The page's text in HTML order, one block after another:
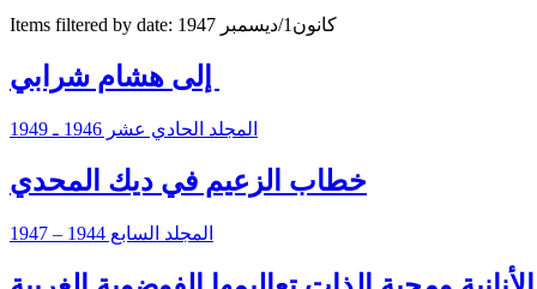
Items filtered by date: كانون1/ديسمبر 1947
‏ إلى هشام شرابي
المجلد الحادي عشر 1946 ـ 1949
خطاب الزعيم في ديك المحدي
المجلد السابع 1944 – 1947